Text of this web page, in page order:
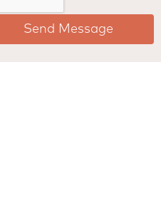
Send Message